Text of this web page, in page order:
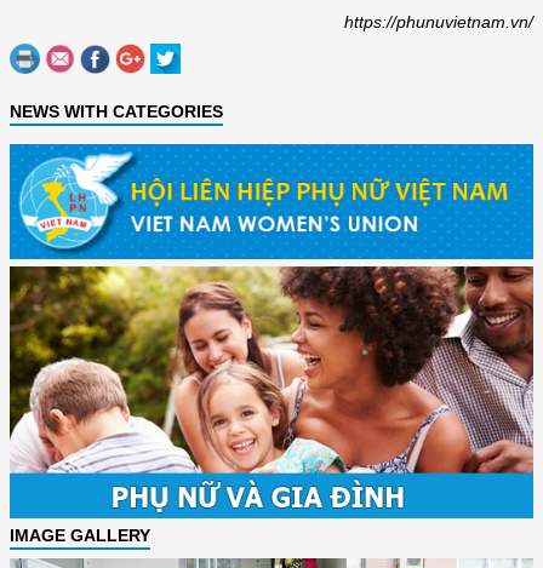
https://phunuvietnam.vn/
NEWS WITH CATEGORIES
IMAGE GALLERY